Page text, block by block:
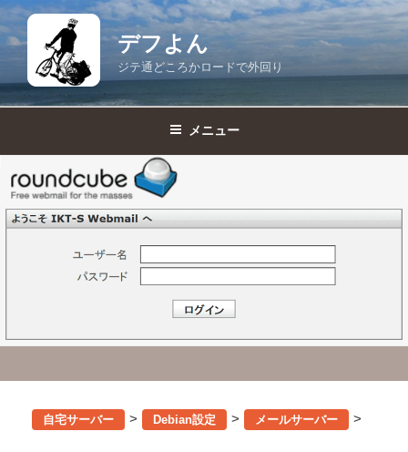
コ
ン
ッ
プ
デフよん
ジテ通どころかロードで外回り
メニュー
自宅サーバー > Debian設定 > メールサーバー >